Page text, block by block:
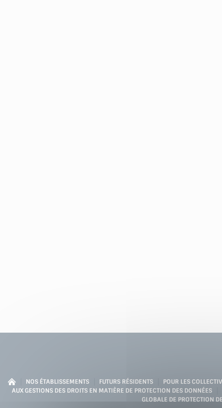
NOS ÉTABLISSEMENTS FUTURS RÉSIDENTS
POUR LES
AUX GESTIONS DES DROITS EN MATIÈRE DE PROTECTION DES DONNÉES
GLOBALE DE PROTECTION